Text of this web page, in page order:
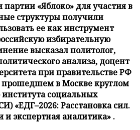
партии «Яблоко» для участия в
структуры получили
ее как инструмент
избирательную
высказал политолог,
анализа, доцент
при правительстве РФ
в Москве круглом
института социальных
«ЕДГ–2026: Расстановка сил.
и экспертная аналитика» .